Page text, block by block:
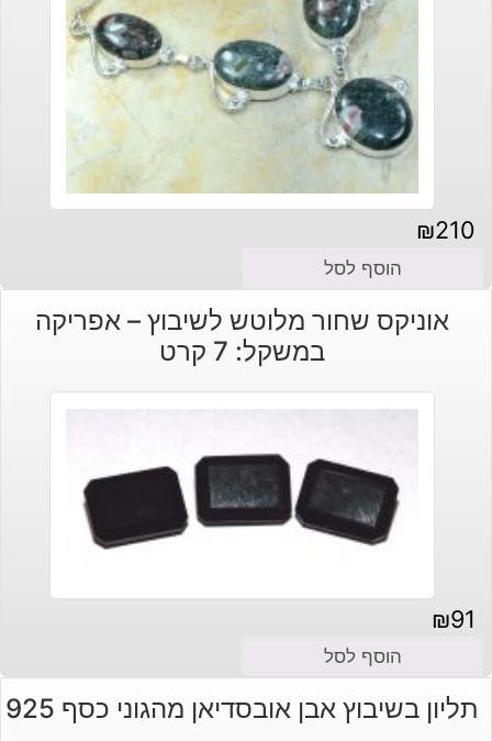
₪210
הוסף לסל
אוניקס שחור מלוטש לשיבוץ – אפריקה
במשקל: 7 קרט
₪91
הוסף לסל
תליון בשיבוץ אבן אובסדיאן מהגוני כסף 925